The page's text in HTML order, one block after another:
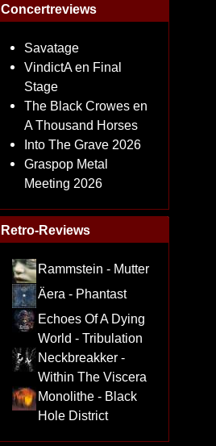
Concertreviews
Savatage
VindictA en Final
Stage
The Black Crowes en
A Thousand Horses
Into The Grave 2026
Graspop Metal
Meeting 2026
Retro-Reviews
Rammstein - Mutter
Äera - Phantast
Echoes Of A Dying
World - Tribulation
Neckbreakker -
Within The Viscera
Monolithe - Black
Hole District